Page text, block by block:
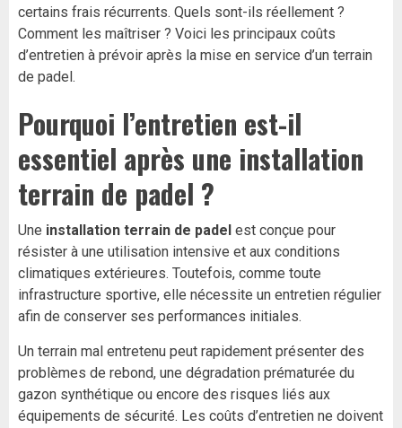
certains frais récurrents. Quels sont-ils réellement ?
Comment les maîtriser ? Voici les principaux coûts
d’entretien à prévoir après la mise en service d’un terrain
de padel.
Pourquoi l’entretien est-il
essentiel après une installation
terrain de padel ?
Une installation terrain de padel est conçue pour
résister à une utilisation intensive et aux conditions
climatiques extérieures. Toutefois, comme toute
infrastructure sportive, elle nécessite un entretien régulier
afin de conserver ses performances initiales.
Un terrain mal entretenu peut rapidement présenter des
problèmes de rebond, une dégradation prématurée du
gazon synthétique ou encore des risques liés aux
équipements de sécurité. Les coûts d’entretien ne doivent